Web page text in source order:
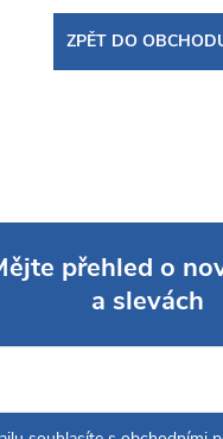
ZPĚT DO
přehled o
a slevách